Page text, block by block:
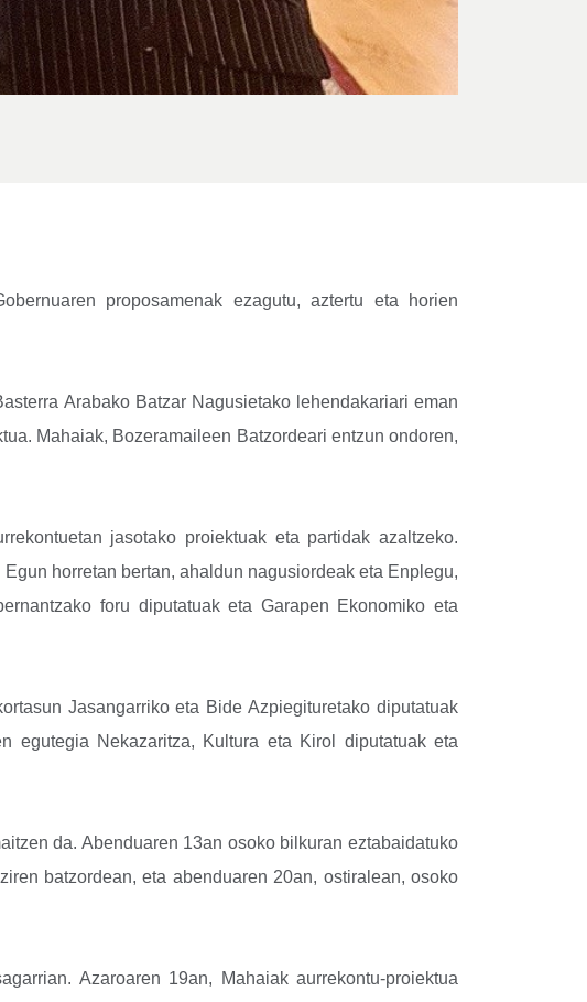
proposamenak ezagutu, aztertu eta horien
Arabako Batzar Nagusietako lehendakariari eman
Mahaiak, Bozeramaileen Batzordeari entzun ondoren,
jasotako proiektuak eta partidak azaltzeko.
horretan bertan, ahaldun nagusiordeak eta Enplegu,
foru diputatuak eta Garapen Ekonomiko eta
Jasangarriko eta Bide Azpiegituretako diputatuak
egutegia Nekazaritza, Kultura eta Kirol diputatuak eta
da. Abenduaren 13an osoko bilkuran eztabaidatuko
batzordean, eta abenduaren 20an, ostiralean, osoko
Azaroaren 19an, Mahaiak aurrekontu-proiektua